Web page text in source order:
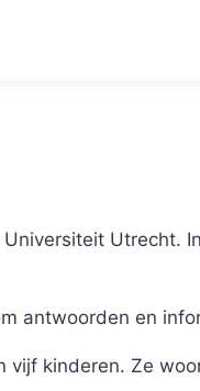
Utrecht.
antwoorden en
kinderen. Ze